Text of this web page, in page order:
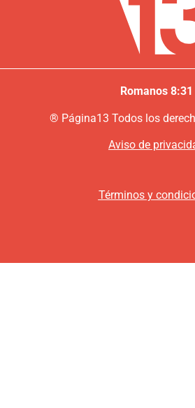
Romanos 8:31
® Página13 Todos los
Aviso de
Términos y